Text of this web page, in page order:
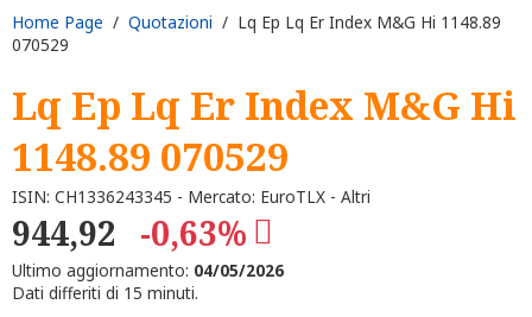
Home Page / Quotazioni / Lq Ep Lq Er Index M&G Hi 1148.89
070529
Lq Ep Lq Er Index M&G Hi
1148.89 070529
ISIN: CH1336243345 - Mercato: EuroTLX - Altri
944,92 -0,63%
Ultimo aggiornamento: 04/05/2026
Dati differiti di 15 minuti.